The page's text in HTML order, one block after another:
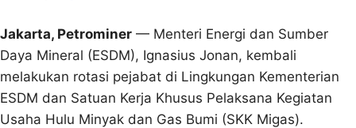
Jakarta, Petrominer — Menteri Energi dan Sumber
Daya Mineral (ESDM), Ignasius Jonan, kembali
melakukan rotasi pejabat di Lingkungan Kementerian
ESDM dan Satuan Kerja Khusus Pelaksana Kegiatan
Usaha Hulu Minyak dan Gas Bumi (SKK Migas).